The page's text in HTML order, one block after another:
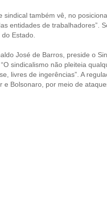
sindical também vê, no
entidades de trabalhadores”.
Estado.
José de Barros, preside o
sindicalismo não pleiteia
livres de ingerências”. A
e Bolsonaro, por meio de